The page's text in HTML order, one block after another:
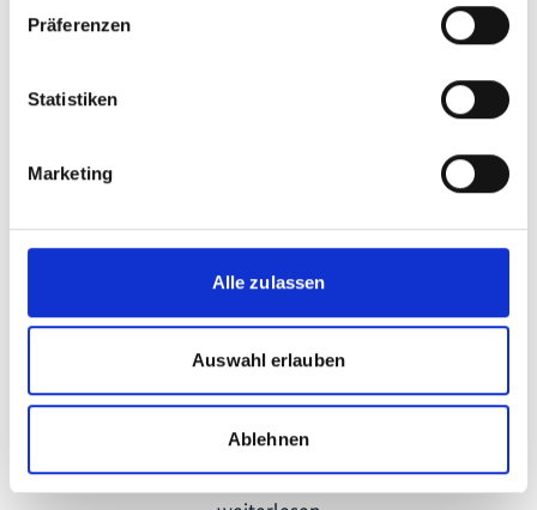
Präferenzen
Statistiken
Marketing
Alle zulassen
Auswahl erlauben
Ablehnen
Meldungen zum Projekt
Vorherige
13.05.2026
Aus Abfall entsteht Treibstoff